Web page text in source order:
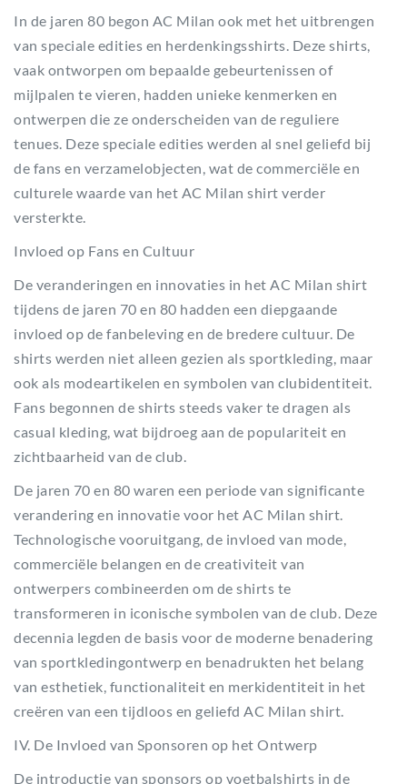
In de jaren 80 begon AC Milan ook met het uitbrengen
van speciale edities en herdenkingsshirts. Deze shirts,
vaak ontworpen om bepaalde gebeurtenissen of
mijlpalen te vieren, hadden unieke kenmerken en
ontwerpen die ze onderscheiden van de reguliere
tenues. Deze speciale edities werden al snel geliefd bij
de fans en verzamelobjecten, wat de commerciële en
culturele waarde van het AC Milan shirt verder
versterkte.
Invloed op Fans en Cultuur
De veranderingen en innovaties in het AC Milan shirt
tijdens de jaren 70 en 80 hadden een diepgaande
invloed op de fanbeleving en de bredere cultuur. De
shirts werden niet alleen gezien als sportkleding, maar
ook als modeartikelen en symbolen van clubidentiteit.
Fans begonnen de shirts steeds vaker te dragen als
casual kleding, wat bijdroeg aan de populariteit en
zichtbaarheid van de club.
De jaren 70 en 80 waren een periode van significante
verandering en innovatie voor het AC Milan shirt.
Technologische vooruitgang, de invloed van mode,
commerciële belangen en de creativiteit van
ontwerpers combineerden om de shirts te
transformeren in iconische symbolen van de club. Deze
decennia legden de basis voor de moderne benadering
van sportkledingontwerp en benadrukten het belang
van esthetiek, functionaliteit en merkidentiteit in het
creëren van een tijdloos en geliefd AC Milan shirt.
IV. De Invloed van Sponsoren op het Ontwerp
De introductie van sponsors op voetbalshirts in de